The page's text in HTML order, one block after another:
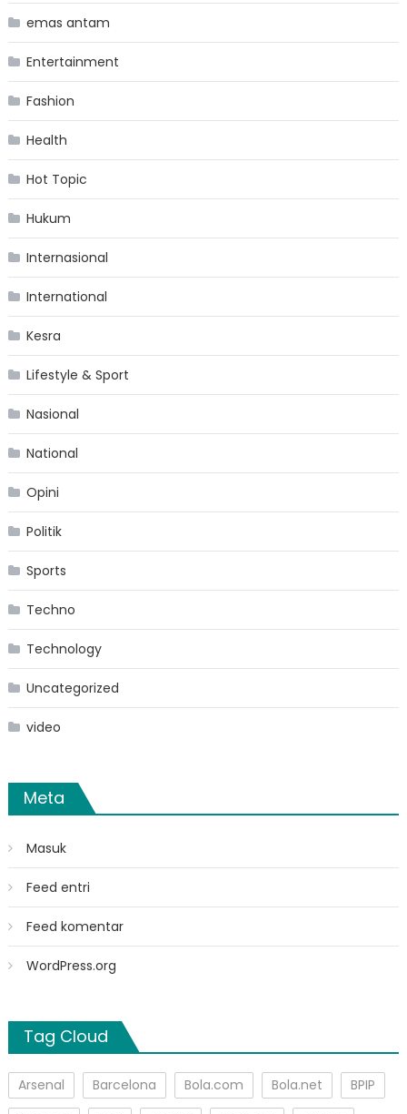
emas antam
Entertainment
Fashion
Health
Hot Topic
Hukum
Internasional
International
Kesra
Lifestyle & Sport
Nasional
National
Opini
Politik
Sports
Techno
Technology
Uncategorized
video
Meta
Masuk
Feed entri
Feed komentar
WordPress.org
Tag Cloud
Arsenal Barcelona Bola.com Bola.net
BPIP